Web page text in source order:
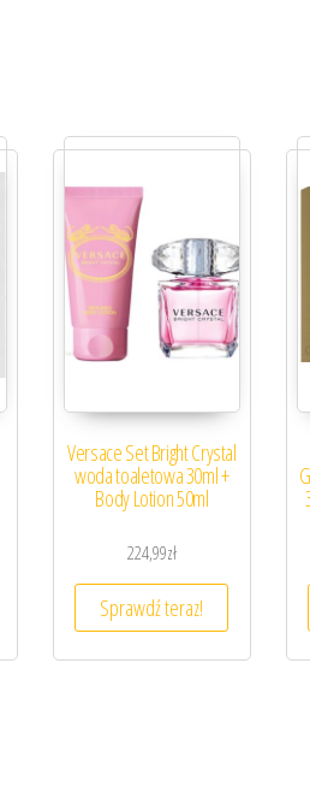
Versace Set Bright Crystal
woda toaletowa 30ml +
Body Lotion 50ml
224,99zł
Sprawdź teraz!